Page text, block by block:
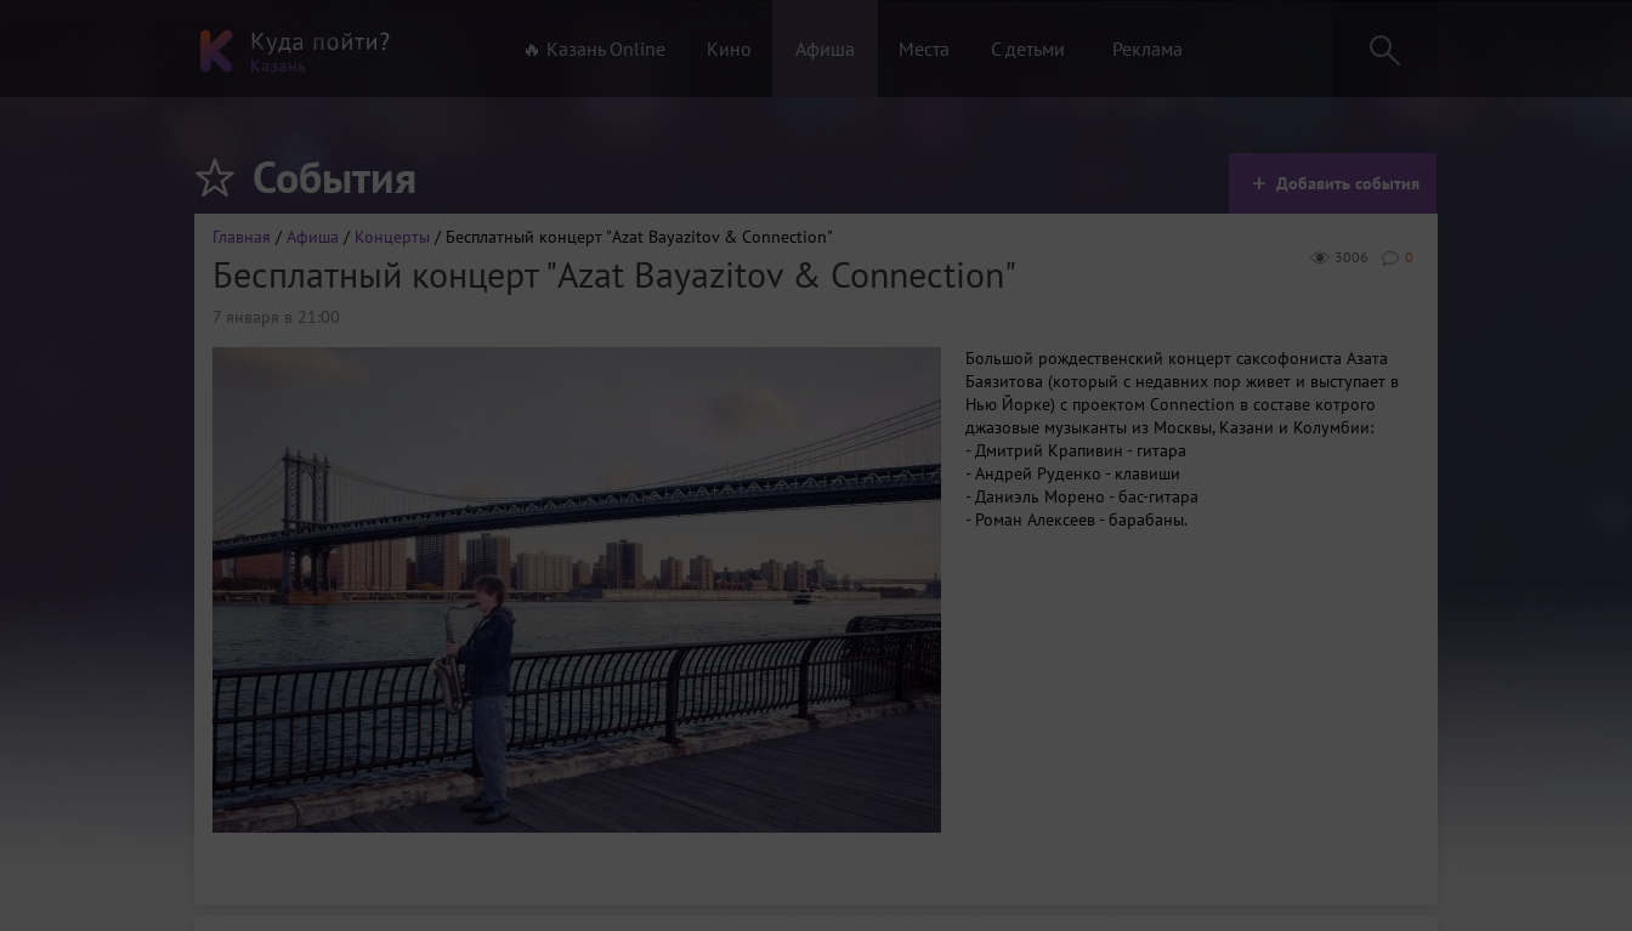
🔥 Казань Online Кино Афиша Места С детьми Реклама
События Добавить события
Главная / Афиша / Концерты / Бесплатный концерт "Azat Bayazitov & Connection"
0
3006
Бесплатный концерт "Azat Bayazitov & Connection"
7 января в 21:00
Большой рождественский концерт саксофониста Азата
Баязитова (который с недавних пор живет и выступает в
Нью Йорке) с проектом Connection в составе котрого
джазовые музыканты из Москвы, Казани и Колумбии:
- Дмитрий Крапивин - гитара
- Андрей Руденко - клавиши
- Даниэль Морено - бас-гитара
- Роман Алексеев - барабаны.